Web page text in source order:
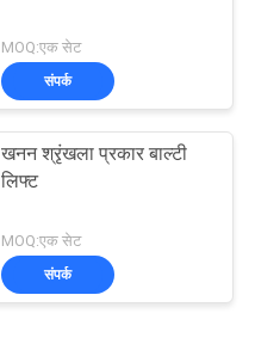
MOQ:एक सेट
संपर्क
खनन श्रृंखला प्रकार बाल्टी
लिफ्ट
MOQ:एक सेट
संपर्क